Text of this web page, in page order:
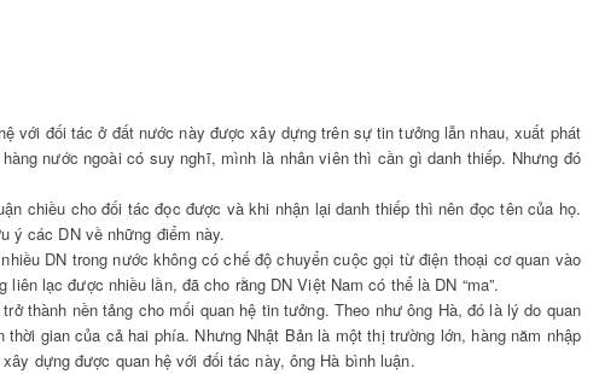
với đối tác ở đất nước này được xây dựng trên sự tin tưởng lẫn nhau, xuất phát
nước ngoài có suy nghĩ, mình là nhân viên thì cần gì danh thiếp. Nhưng đó
chiều cho đối tác đọc được và khi nhận lại danh thiếp thì nên đọc tên của họ.
ý các DN về những điểm này.
DN trong nước không có chế độ chuyển cuộc gọi từ điện thoại cơ quan vào
lạc được nhiều lần, đã cho rằng DN Việt Nam có thể là DN “ma”.
thành nền tảng cho mối quan hệ tin tưởng. Theo như ông Hà, đó là lý do quan
gian của cả hai phía. Nhưng Nhật Bản là một thị trường lớn, hàng năm nhập
dựng được quan hệ với đối tác này, ông Hà bình luận.